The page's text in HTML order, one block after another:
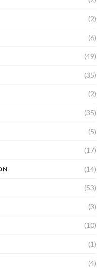
(2)
(6)
(49)
(35)
(2)
(35)
(5)
(17)
(14)
(53)
(3)
(10)
(1)
(4)